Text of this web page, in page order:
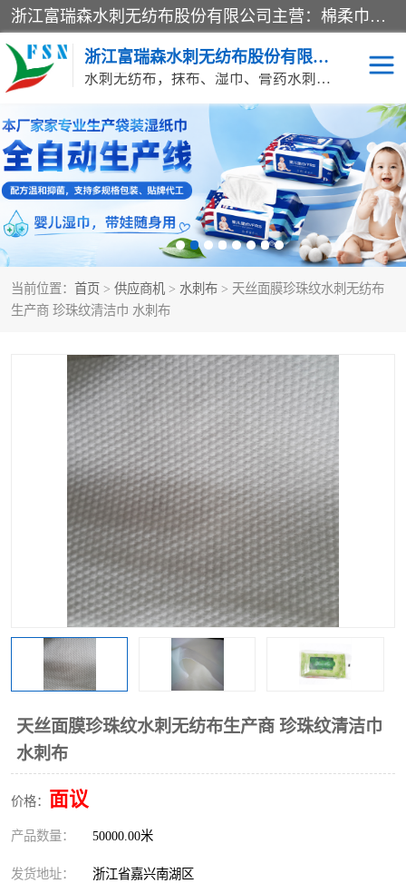
浙江富瑞森水刺无纺布股份有限公司主营：棉柔巾水刺无纺布、水刺布、水刺无纺布、膏药水刺无纺布、清洁抹布、湿巾、针刺无纺布、珍珠纹水刺无纺布、无纺布清洁抹布等产品。浙江富瑞森水刺无纺布股份有限公司积倡导由工程师全面负责生产工艺、产品质量检测的管理模式，通过ISO9001质量体系认证。
浙江富瑞森水刺无纺布股份有限公司
水刺无纺布，抹布、湿巾、膏药水刺无纺布、棉柔巾水刺无纺布、水刺布
当前位置： 首页 > 供应商机 > 水刺布 > 天丝面膜珍珠纹水刺无纺布
生产商 珍珠纹清洁巾 水刺布
天丝面膜珍珠纹水刺无纺布生产商 珍珠纹清洁巾
水刺布
价格： 面议
产品数量： 50000.00米
发货地址： 浙江省嘉兴南湖区
水刺布 巴布贴水刺布
PVC革基布 无纺布清洁抹布
抗菌等功能性产品
多种清洁尘掸 珍珠纹水刺无纺布
膏药水刺无纺布 湿巾
棉柔巾水刺无纺布 印花压花复合布
水刺无纺布 地拖布
懒人抹布 清洁抹布